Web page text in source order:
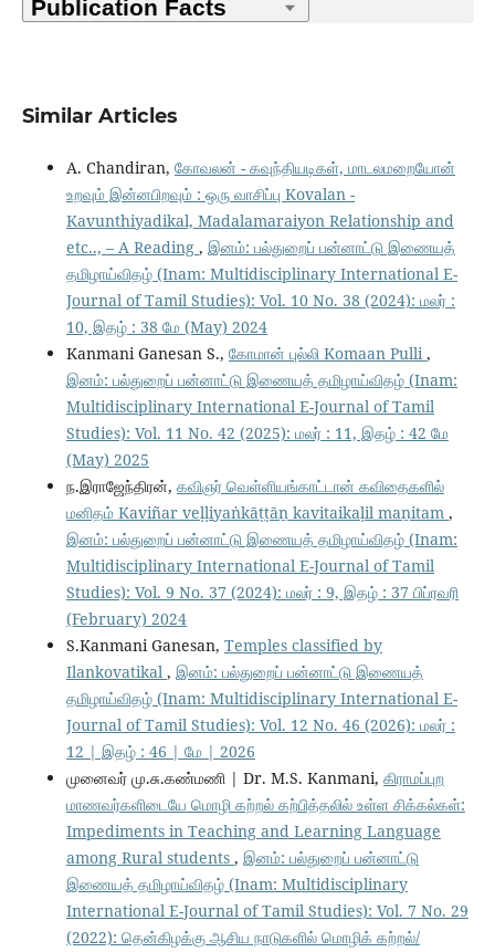
Similar Articles
A. Chandiran, கோவலன் - கவுந்தியடிகள், மாடலமறையோன்
உறவும் இன்னபிறவும் : ஒரு வாசிப்பு Kovalan -
Kavunthiyadikal, Madalamaraiyon Relationship and
etc.., – A Reading , இனம்: பல்துறைப் பன்னாட்டு இணையத்
தமிழாய்விதழ் (Inam: Multidisciplinary International E-
Journal of Tamil Studies): Vol. 10 No. 38 (2024): மலர் :
10, இதழ் : 38 மே (May) 2024
Kanmani Ganesan S., கோமான் புல்லி Komaan Pulli,
இனம்: பல்துறைப் பன்னாட்டு இணையத் தமிழாய்விதழ் (Inam:
Multidisciplinary International E-Journal of Tamil
Studies): Vol. 11 No. 42 (2025): மலர் : 11, இதழ் : 42 மே
(May) 2025
ந.இராஜேந்திரன், கவிஞர் வெள்ளியங்காட்டான் கவிதைகளில்
மனிதம் Kaviñar veḷḷiyaṅkāṭṭāṉ kavitaikaḷil maṉitam ,
இனம்: பல்துறைப் பன்னாட்டு இணையத் தமிழாய்விதழ் (Inam:
Multidisciplinary International E-Journal of Tamil
Studies): Vol. 9 No. 37 (2024): மலர் : 9, இதழ் : 37 பிப்ரவரி
(February) 2024
S.Kanmani Ganesan, Temples classified by
Ilankovatikal , இனம்: பல்துறைப் பன்னாட்டு இணையத்
தமிழாய்விதழ் (Inam: Multidisciplinary International E-
Journal of Tamil Studies): Vol. 12 No. 46 (2026): மலர் :
12 | இதழ் : 46 | மே | 2026
முனைவர் மு.சு.கண்மணி | Dr. M.S. Kanmani, கிராமப்புற
மாணவர்களிடையே மொழி கற்றல் கற்பித்தலில் உள்ள சிக்கல்கள்:
Impediments in Teaching and Learning Language
among Rural students , இனம்: பல்துறைப் பன்னாட்டு
இணையத் தமிழாய்விதழ் (Inam: Multidisciplinary
International E-Journal of Tamil Studies): Vol. 7 No. 29
(2022): தென்கிழக்கு ஆசிய நாடுகளில் மொழிக் கற்றல்/